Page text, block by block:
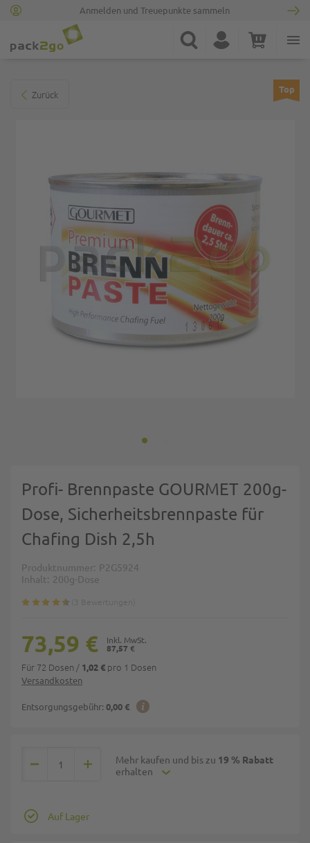
Anmelden und Treuepunkte sammeln
Suche Konto Warenkorb
Zurück Top
Profi- Brennpaste GOURMET 200g-
Dose, Sicherheitsbrennpaste für
Chafing Dish 2,5h
Produktnummer P2G5924
Inhalt
200g-Dose
Versandkosten
Entsorgungsgebühr: 0,00 €
87,57 €
73,59 €
Für 72 Dosen / 1,02 € pro 1 Dosen
Mehr kaufen und bis zu 19 % Rabatt
erhalten
Auf Lager